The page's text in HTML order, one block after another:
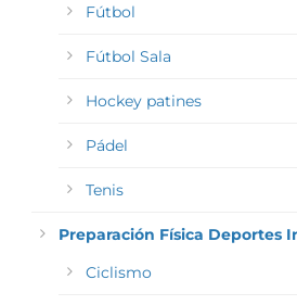
Fútbol
Fútbol Sala
Hockey patines
Pádel
Tenis
Preparación Física Deportes
Ciclismo